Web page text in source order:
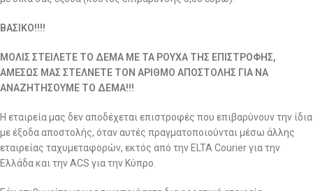
ΒΑΣΙΚΟ!!!!
ΜΟΛΙΣ ΣΤΕΙΛΕΤΕ ΤΟ ΔΕΜΑ ΜΕ ΤΑ ΡΟΥΧΑ ΤΗΣ ΕΠΙΣΤΡΟΦΗΣ,
ΑΜΕΣΩΣ ΜΑΣ ΣΤΕΛΝΕΤΕ ΤΟΝ ΑΡΙΘΜΟ ΑΠΟΣΤΟΛΗΣ ΓΙΑ ΝΑ
ΑΝΑΖΗΤΗΣΟΥΜΕ ΤΟ ΔΕΜΑ!!!
Η εταιρεία μας δεν αποδέχεται επιστροφές που επιβαρύνουν την ίδια
με έξοδα αποστολής, όταν αυτές πραγματοποιούνται μέσω άλλης
εταιρείας ταχυμεταφορών, εκτός από την ELTA Courier για την
Ελλάδα και την ACS για την Κύπρο.